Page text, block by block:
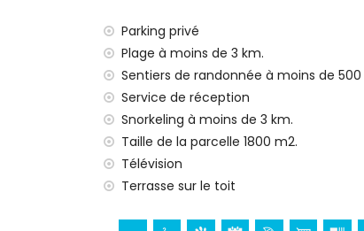
Terrasse couverte avec coin
Douche extérieure
Parking privé pour deux voitures
Informations complémentaires
Ville la plus proche : Denia (à
Rivière ou plage la plus proche (à
Plage la plus proche : La Marineta
Port le plus proche : Denia Puerto
Aéroport le plus proche : Alicante (à
Transports en commun à
Parking privé
Plage à moins de 3 km.
Sentiers de randonnée à moins de 500
Service de réception
Snorkeling à moins de 3 km.
Taille de la parcelle 1800 m2.
Télévision
Terrasse sur le toit